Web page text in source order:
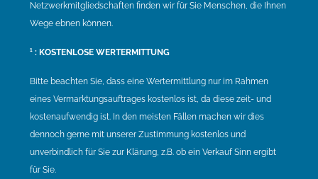
Netzwerkmitgliedschaften finden wir für Sie Menschen, die Ihnen
Wege ebnen können.
¹ : KOSTENLOSE WERTERMITTUNG
Bitte beachten Sie, dass eine Wertermittlung nur im Rahmen
eines Vermarktungsauftrages kostenlos ist, da diese zeit- und
kostenaufwendig ist. In den meisten Fällen machen wir dies
dennoch gerne mit unserer Zustimmung kostenlos und
unverbindlich für Sie zur Klärung, z.B. ob ein Verkauf Sinn ergibt
für Sie.